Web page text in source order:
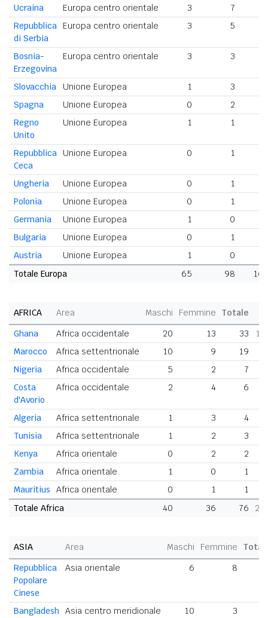
Ucraina Europa centro orientale 3 7
Repubblica
di Serbia
Europa centro orientale 3 5
Bosnia-
Erzegovina
Europa centro orientale 3 3
Slovacchia Unione Europea 1 3
Spagna
Unione Europea 0 2
Regno
Unito
Unione Europea 1 1
Repubblica
Ceca
Unione Europea 0 1
Ungheria Unione Europea 0 1
Polonia
Unione Europea 0 1
Germania
Unione Europea 1 0
Bulgaria
Unione Europea 0 1
Austria
Unione Europea 1 0
Totale Europa
65 98 163
AFRICA Area Maschi Femmine
Totale
Ghana
Africa occidentale 20 13 33
Marocco
Africa settentrionale 10 9 19
Nigeria
Africa occidentale 5 2 7
Costa
d'Avorio
Africa occidentale 2 4 6
Algeria Africa settentrionale 1 3 4
Tunisia
Africa settentrionale 1 2 3
Kenya
Africa orientale 0 2 2
Zambia
Africa orientale 1 0 1
Mauritius
Africa orientale 0 1 1
Totale Africa
40 36 76
ASIA Area Maschi Femmine
Repubblica
Popolare
Cinese
Asia orientale 6 8
Bangladesh Asia centro meridionale 10 3